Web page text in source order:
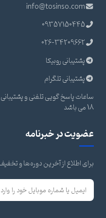
info@tosinso.com
09357150445
026-34209662
پشتیبانی روبیکا
پشتیبانی تلگرام
18 می باشد
عضویت در خبرنامه
برای اطلاع از آخرین دوره‌ها و